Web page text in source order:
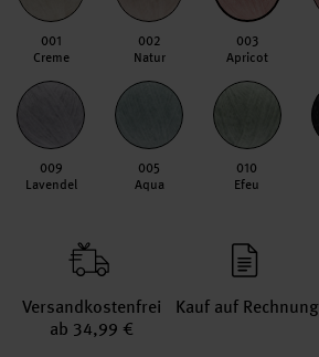
001
Creme
002
Natur
003
Apricot
009
Lavendel
005
Aqua
010
Efeu
Versand­kosten­frei
ab 34,99 €
Kauf auf Rechnung